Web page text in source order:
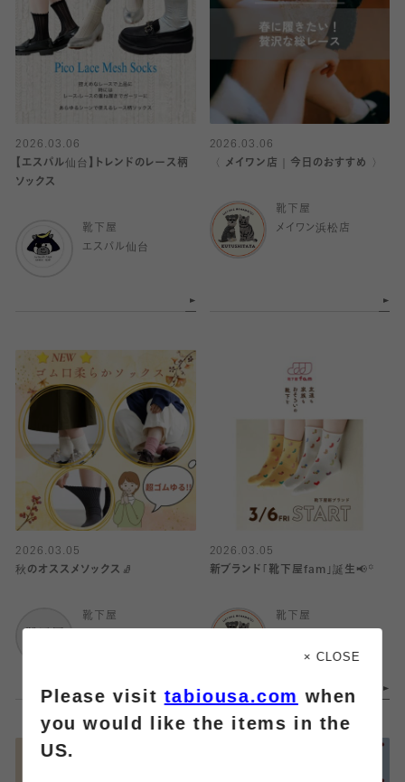
2026.03.06
【エスパル仙台】トレンドのレース柄
ソックス
靴下屋
エスパル仙台
2026.03.06
〈 メイワン店｜今日のおすすめ 〉
靴下屋
メイワン浜松店
2026.03.05
秋のオススメソックス🧦
靴下屋
2026.03.05
新ブランド｢靴下屋fam｣誕生‎📢꙳
靴下屋
× CLOSE
Please visittabiousa.com when
you would like the items in the
US.